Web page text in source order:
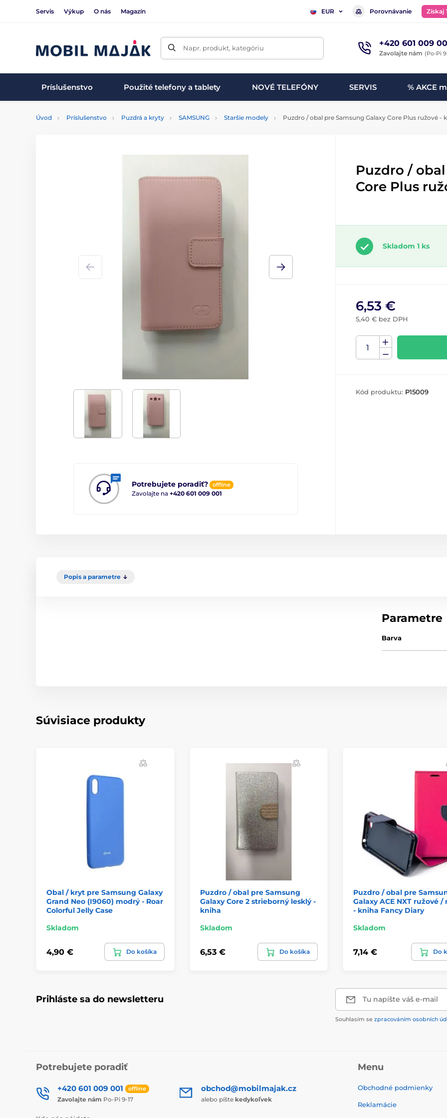
Servis Výkup O nás Magazín EUR Porovnávanie Získaj
Napr. produkt, kategóriu +420 601 009
Zavolajte nám (Po-Pi
Príslušenstvo Použité telefony a tablety NOVÉ TELEFÓNY SERVIS % AKCE
Úvod Príslušenstvo Puzdrá a kryty SAMSUNG Staršie modely Puzdro / obal pre Samsung Galaxy Core Plus ružové -
Potrebujete poradiť? offline
Zavolajte na +420 601 009 001
Puzdro /
Core Plus
Skladom 1 ks
6,53 €
5,40 € bez DPH
Kód produktu: P15009
Popis a parametre
Parametre
Barva
Súvisiace produkty
Obal / kryt pre Samsung Galaxy
Grand Neo (I9060) modrý - Roar
Colorful Jelly Case
Skladom
4,90 € Do košíka
Puzdro / obal pre Samsung
Galaxy Core 2 strieborný lesklý -
kniha
Skladom
6,53 € Do košíka
Puzdro / obal pre
Galaxy ACE NXT ružové /
- kniha Fancy Diary
Skladom
7,14 € Do
Prihláste sa do newsletteru Tu napíšte váš e-mail
Souhlasím se zpracováním osobních
Potrebujete poradiť
+420 601 009 001 offline
Zavolajte nám Po-Pi 9-17
obchod@mobilmajak.cz
alebo píšte kedykoľvek
Menu
Obchodné podmienky
Reklamácie